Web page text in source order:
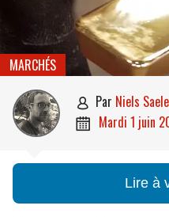
MARCHÉS
 par Niels
 mardi 1 juin
Lire à